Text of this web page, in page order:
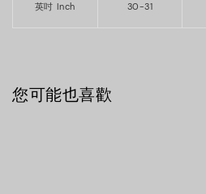
英吋 Inch 30-31
您可能也喜歡